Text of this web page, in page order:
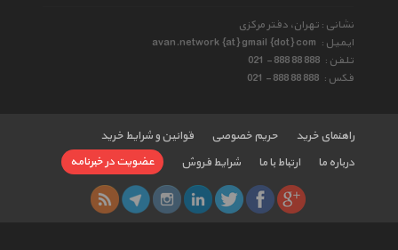
نشانی : تهران، دفتر مرکزی
ایمیل : avan.network {at} gmail {dot} com
تلفن : 021 - 888 88 888
فکس : 021 - 888 88 888
راهنمای خرید حریم خصوصی
قوانین و شرایط خرید
درباره ما
ارتباط با ما شرایط فروش عضویت در خبرنامه